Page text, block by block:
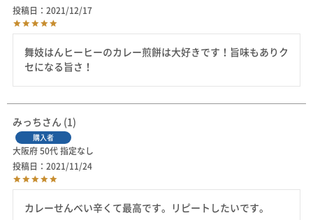
投稿日
2021/12/17
舞妓はんヒーヒーのカレー煎餅は大好きです！旨味もありク
セになる旨さ！
みっち 1
購入者
大阪府 50代 指定なし
投稿日
2021/11/24
カレーせんべい辛くて最高です。リピートしたいです。